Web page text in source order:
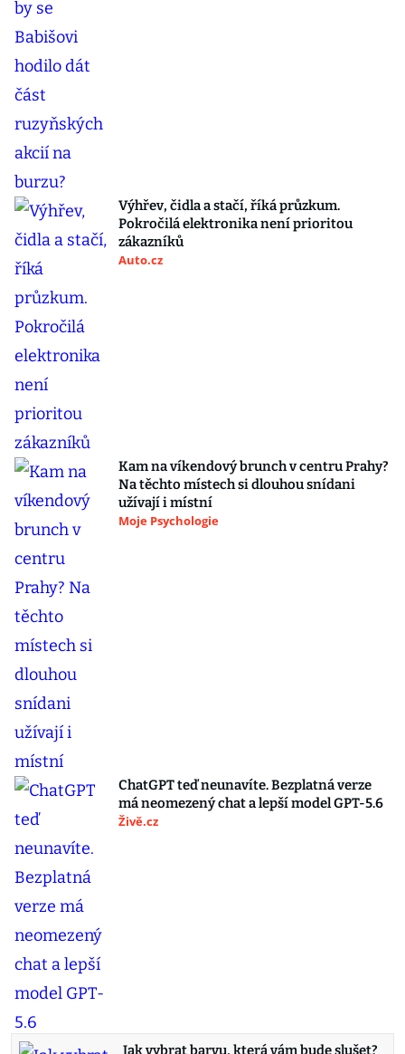
Výhřev, čidla a stačí, říká průzkum.
Pokročilá elektronika není prioritou
zákazníků
Auto.cz
Kam na víkendový brunch v centru Prahy?
Na těchto místech si dlouhou snídani
užívají i místní
Moje Psychologie
ChatGPT teď neunavíte. Bezplatná verze
má neomezený chat a lepší model GPT-5.6
Živě.cz
Jak vybrat barvu, která vám bude slušet?